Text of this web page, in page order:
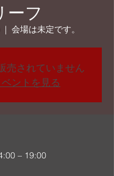
ーフ
  |
会場は未定です。
売されていません
ントを見る
– 19:00